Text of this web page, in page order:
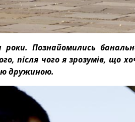
Познайомились
після чого я зрозумів,
дружиною.